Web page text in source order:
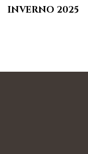
INVERNO 2025